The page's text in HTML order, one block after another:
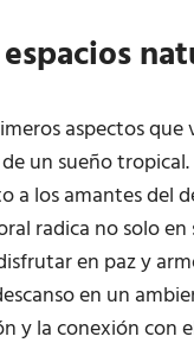
aspectos
un sueño tropical.
a los amantes del
radica no solo
en paz y
en un
y la conexión con